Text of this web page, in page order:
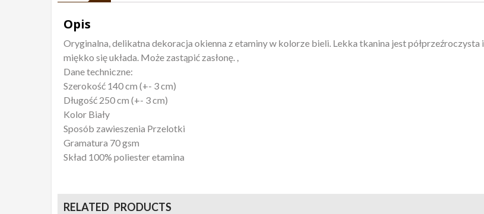
Opis
Oryginalna, delikatna dekoracja okienna z etaminy w kolorze bieli. Lekka tkanina jest półprzeźroczysta i
miękko się układa. Może zastąpić zasłonę. ,
Dane techniczne:
Szerokość 140 cm (+- 3 cm)
Długość 250 cm (+- 3 cm)
Kolor Biały
Sposób zawieszenia Przelotki
Gramatura 70 gsm
Skład 100% poliester etamina
RELATED PRODUCTS